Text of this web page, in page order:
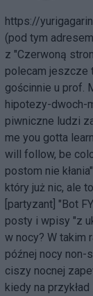
https://
(pod tym
z "Czerwoną
polecam jeszcze
gościnnie u prof.
hipotezy-dwoch-
piwniczne ludzi
me you gotta
will follow, be
postom nie
który już nic, ale
[partyzant] "Bot
posty i wpisy "z
w nocy? W takim
późnej nocy non-
ciszy nocnej
kiedy na